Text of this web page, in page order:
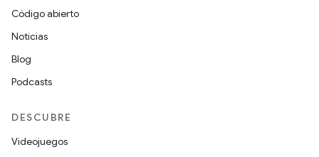
Código abierto
Noticias
Blog
Podcasts
DESCUBRE
Videojuegos